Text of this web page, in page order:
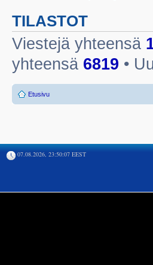
TILASTOT
Viestejä yhteensä
yhteensä 6819 •
Etusivu
07.08.2026, 23:50:07 EEST